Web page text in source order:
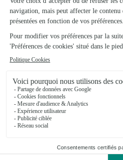
Ils ont fait livrer des
Tournon
★ ★ ★ ★
Le site est facile d'utilisation : c'est
rapide.
16/05/2026
★